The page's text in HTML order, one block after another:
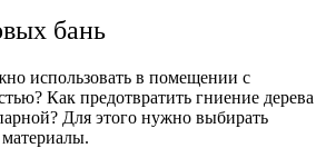
бань
использовать в помещении с
Как предотвратить гниение дерева
Для этого нужно выбирать